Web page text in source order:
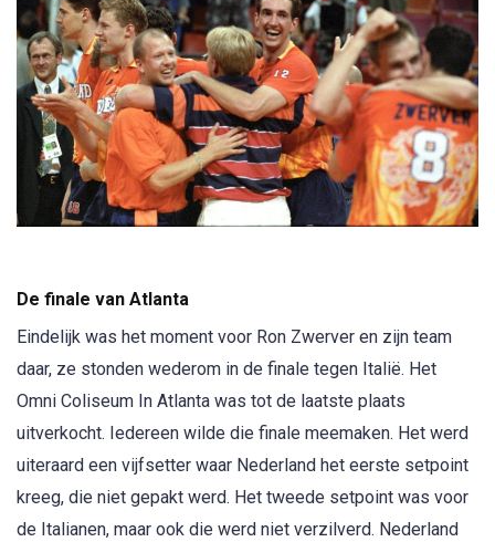
De finale van Atlanta
Eindelijk was het moment voor Ron Zwerver en zijn team
daar, ze stonden wederom in de finale tegen Italië. Het
Omni Coliseum In Atlanta was tot de laatste plaats
uitverkocht. Iedereen wilde die finale meemaken. Het werd
uiteraard een vijfsetter waar Nederland het eerste setpoint
kreeg, die niet gepakt werd. Het tweede setpoint was voor
de Italianen, maar ook die werd niet verzilverd. Nederland